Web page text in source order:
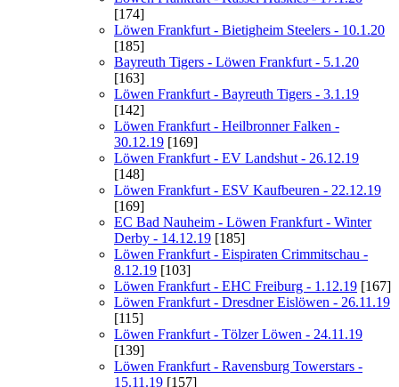
[174]
Löwen Frankfurt - Bietigheim Steelers - 10.1.20
[185]
Bayreuth Tigers - Löwen Frankfurt - 5.1.20
[163]
Löwen Frankfurt - Bayreuth Tigers - 3.1.19
[142]
Löwen Frankfurt - Heilbronner Falken -
30.12.19 [169]
Löwen Frankfurt - EV Landshut - 26.12.19
[148]
Löwen Frankfurt - ESV Kaufbeuren - 22.12.19
[169]
EC Bad Nauheim - Löwen Frankfurt - Winter
Derby - 14.12.19 [185]
Löwen Frankfurt - Eispiraten Crimmitschau -
8.12.19 [103]
Löwen Frankfurt - EHC Freiburg - 1.12.19 [167]
Löwen Frankfurt - Dresdner Eislöwen - 26.11.19
[115]
Löwen Frankfurt - Tölzer Löwen - 24.11.19
[139]
Löwen Frankfurt - Ravensburg Towerstars -
15.11.19 [157]